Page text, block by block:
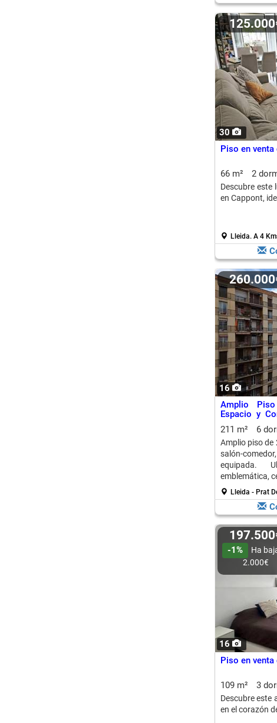
30
Piso en venta
66 m² 2
Descubre este
en Cappont,
Lleida. A 4
16
Amplio
Espacio y
Ciudad
211 m² 6
Amplio piso de
salón-
equipada.
emblemática,
Lleida - Prat
16
-1%
Ha
2.000€
Piso en venta
109 m² 3
Descubre este
en el corazón